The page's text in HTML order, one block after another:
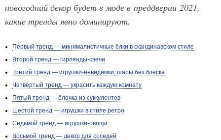
новогодний декор будет в моде в преддверии 2021,
какие тренды явно доминируют.
Первый тренд — минималистичные ёлки в скандинавском стиле
Второй тренд — гирлянды-свечи
Третий тренд — игрушки-невидимки, шары без блеска
Четвёртый тренд — украсить каждую комнату
Пятый тренд — ёлочка из суккулентов
Шестой тренд — игрушки в стиле ретро
Седьмой тренд — игрушки-овощи
Восьмой тренд — декор для соседей